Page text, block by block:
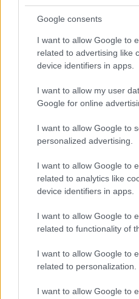
Google consents
I want to allow Google to
related to advertising like
device identifiers in apps.
I want to allow my user
Google for online
I want to allow Google to
personalized advertising.
I want to allow Google to
related to analytics like
device identifiers in apps.
I want to allow Google to
related to functionality of
I want to allow Google to
related to personalization.
I want to allow Google to
Hideg
Vendégeinket kivétel
ám dakszlipajtimmal
a makacs ...